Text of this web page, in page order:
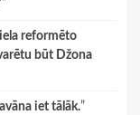
”
reformēto
būt Džona
iet tālāk.”